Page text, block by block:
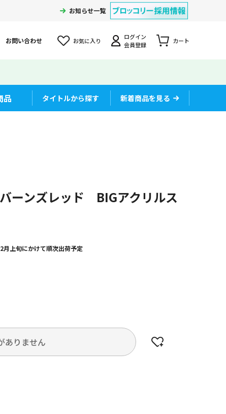
お知らせ一覧
お問い合わせ お気に入り
ログイン
会員登録
カート
品 タイトルから探す 新着商品を見る
バーンズレッド BIGアクリルス
月上旬にかけて順次出荷予定
ありません